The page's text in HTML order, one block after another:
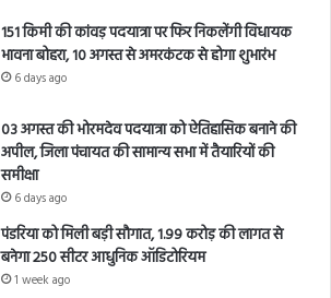
151 किमी की कांवड़ पदयात्रा पर फिर निकलेंगी विधायक
भावना बोहरा, 10 अगस्त से अमरकंटक से होगा शुभारंभ
6 days ago
03 अगस्त की भोरमदेव पदयात्रा को ऐतिहासिक बनाने की
अपील, जिला पंचायत की सामान्य सभा में तैयारियों की
समीक्षा
6 days ago
पंडरिया को मिली बड़ी सौगात, 1.99 करोड़ की लागत से
बनेगा 250 सीटर आधुनिक ऑडिटोरियम
1 week ago